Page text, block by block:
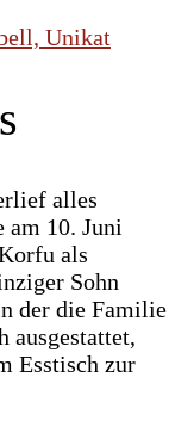
alles
am 10. Juni
als
Sohn
der die Familie
ausgestattet,
Esstisch zur